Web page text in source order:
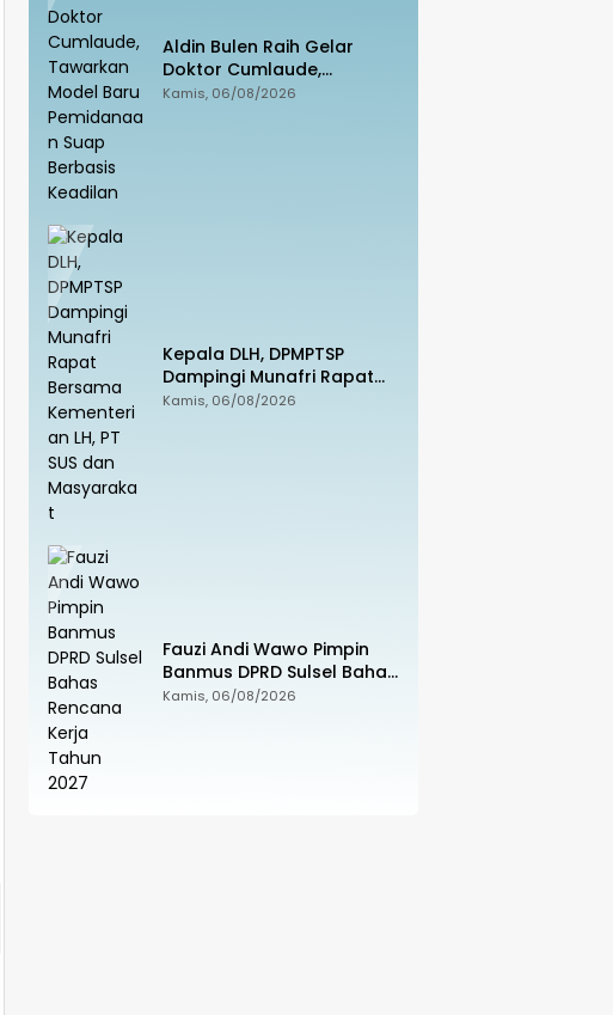
Aldin Bulen Raih Gelar
Doktor Cumlaude,
Tawarkan Model Baru
Kamis, 06/08/2026
Kepala DLH, DPMPTSP
Dampingi Munafri Rapat
Bersama Kementerian LH,
Kamis, 06/08/2026
Fauzi Andi Wawo Pimpin
Banmus DPRD Sulsel Bahas
Rencana Kerja Tahun 2027
Kamis, 06/08/2026